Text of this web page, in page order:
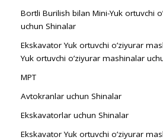
Bortli Burilish bilan Mini-Yuk ortuvchi
uchun Shinalar
Ekskavator Yuk ortuvchi o’ziyurar
Yuk ortuvchi o’ziyurar mashinalar
MPT
Avtokranlar uchun Shinalar
Ekskavatorlar uchun Shinalar
Ekskavator Yuk ortuvchi o’ziyurar